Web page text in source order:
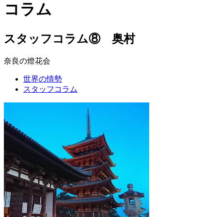
コラム
スタッフコラム⑧ 奥村
奈良の燈花会
世界の情勢
スタッフコラム